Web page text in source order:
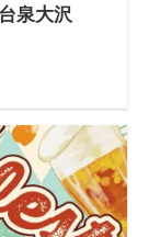
泉大沢